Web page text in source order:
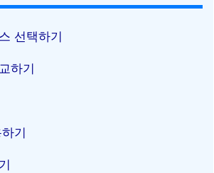
선택하기
하기
기